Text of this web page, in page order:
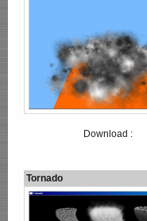
Download :
Tornado